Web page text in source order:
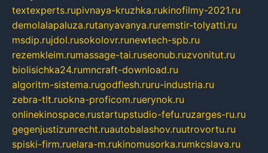
textexperts.rupivnaya-kruzhka.rukinofilmy-2021.ru
demolalapaluza.rutanyavanya.ruremstir-tolyatti.ru
msdip.rujdol.rusokolovr.runewtech-spb.ru
rezemkleim.rumassage-tai.ruseonub.ruzvonitut.ru
biolisichka24.rumncraft-download.ru
algoritm-sistema.rugodflesh.ruru-industria.ru
zebra-tlt.ruokna-proficom.ruerynok.ru
onlinekinospace.rustartupstudio-fefu.ruzarges-ru.ru
gegenjustizunrecht.ruautobalashov.ruutrovortu.ru
spiski-firm.ruelara-m.rukinomusorka.rumkcslava.ru